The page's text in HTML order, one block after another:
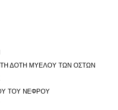
ΔΟΤΗ ΜΥΕΛΟΥ ΤΩΝ ΟΣΤΩΝ
ΤΟΥ ΝΕΦΡΟΥ